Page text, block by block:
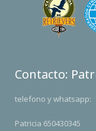
Contacto:
telefono y whatsapp:
Patricia 650430345